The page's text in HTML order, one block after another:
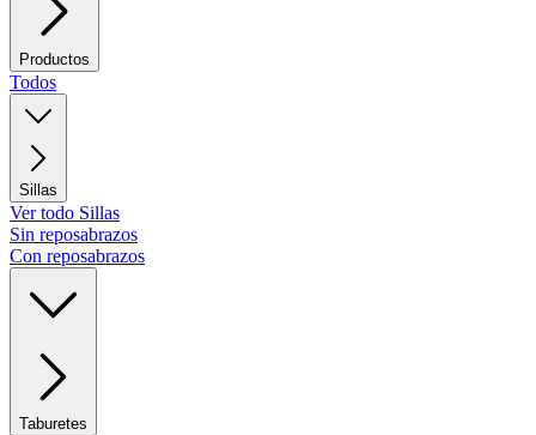
Productos
Todos
Sillas
Ver todo Sillas
Sin reposabrazos
Con reposabrazos
Taburetes